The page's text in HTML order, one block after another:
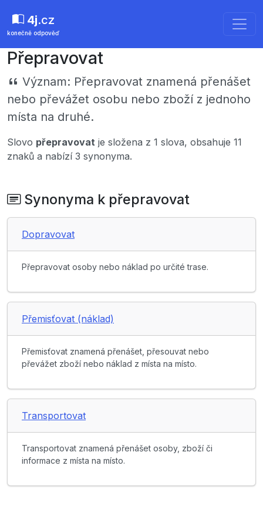
4j.cz
konečně odpověď
Přepravovat
Význam: Přepravovat znamená přenášet
nebo převážet osobu nebo zboží z jednoho
místa na druhé.
Slovo přepravovat je složena z 1 slova, obsahuje 11
znaků a nabízí 3 synonyma.
Synonyma k přepravovat
Dopravovat
Přepravovat osoby nebo náklad po určité trase.
Přemisťovat (náklad)
Přemisťovat znamená přenášet, přesouvat nebo
převážet zboží nebo náklad z místa na místo.
Transportovat
Transportovat znamená přenášet osoby, zboží či
informace z místa na místo.